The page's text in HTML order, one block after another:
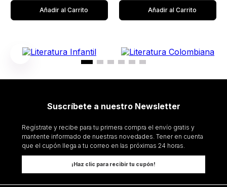
Añadir al Carrito Añadir al Carrito
Suscríbete a nuestro Newsletter
Regístrate y recibe para tu primera compra el envío gratis y
mantente informado de nuestras novedades. Tener en cuenta
que el cupón llega a tu correo en las próximas 24 horas.
¡Haz clic para recibir tu cupón!